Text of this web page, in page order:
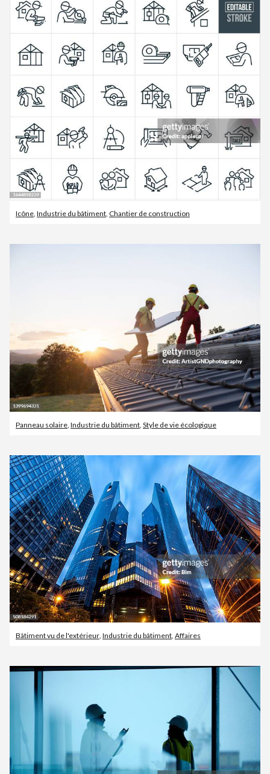
Icône, Industrie du bâtiment, Chantier de construction
Panneau solaire Industrie du bâtiment Style de vie écologique
Bâtiment vu de l'extérieur, Industrie du bâtiment, Affaires